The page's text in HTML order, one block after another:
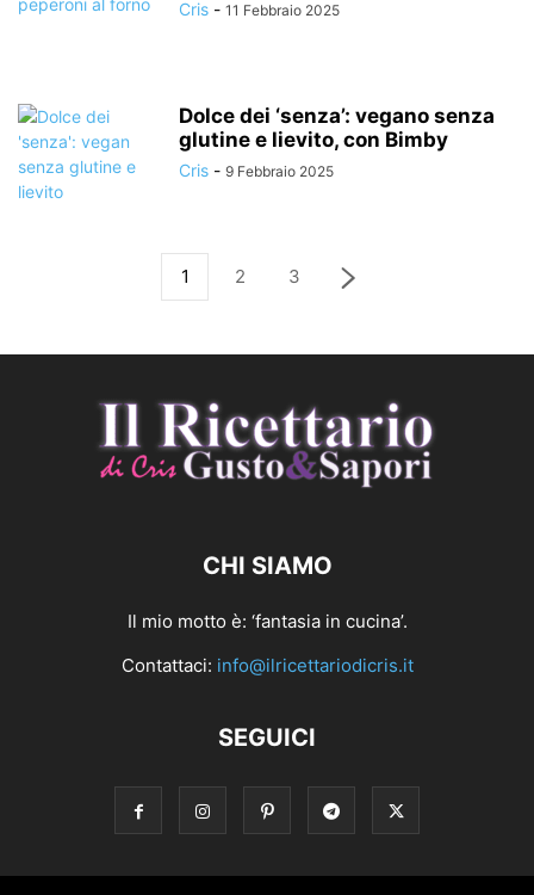
Cris - 11 Febbraio 2025
Dolce dei ‘senza’: vegano senza
glutine e lievito, con Bimby
Cris - 9 Febbraio 2025
1 2 3
CHI SIAMO
Il mio motto è: ‘fantasia in cucina’.
Contattaci: info@ilricettariodicris.it
SEGUICI